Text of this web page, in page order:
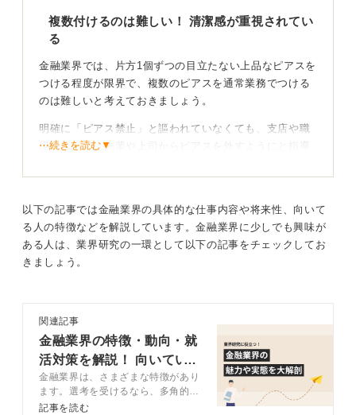
複数付けるのは難しい！ 清潔感が重視されてい
る
金融業界では、片方1個ずつの目立たない上品なピアスを
つける程度が限界で、複数のピアスを通常業務でつける
のは難しいと考えておきましょう。
明確に「ピアス禁止」と謳われていなくても、支店や職
場によっては先輩や上司からピアスを外すようにと指導
のみならず、シャツに皺がよっていないかなど、スーツ
の着こなしに関しても注意が必要です。
顧客の年齢層や職場の価値観に合わせよう
が多いこともあります。そのため、年配の方が不快に思
わないような配慮が欠かせません。信頼感を大切にする
からこその身だしなみのルールです。
入社後も、ピアスに限らずメイク方法やまつ毛のエクス
テなどで注意される可能性もあります。
⋯続きを読む▼
以下の記事では金融業界の具体的な仕事内容や将来性、向いて
る人の特徴などを解説しています。金融業界に少しでも興味が
ある人は、業界研究の一環として以下の記事をチェックしてお
きましょう。
関連記事
金融業界の特徴・動向・就
活対策を解説！ 向いてい
る人の特徴も
金融業界は、さまざまな特徴があり
ます。選考を受けるなら、多角的に
理解することが大切です。この記事
記事を読む